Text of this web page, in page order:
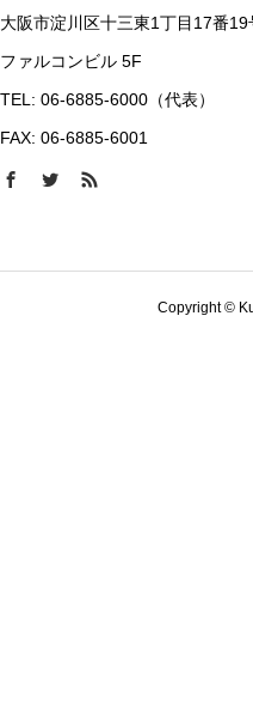
大阪市淀川区十三東1丁目17番19
ファルコンビル 5F
TEL: 06-6885-6000（代表）
FAX: 06-6885-6001
Copyright ©